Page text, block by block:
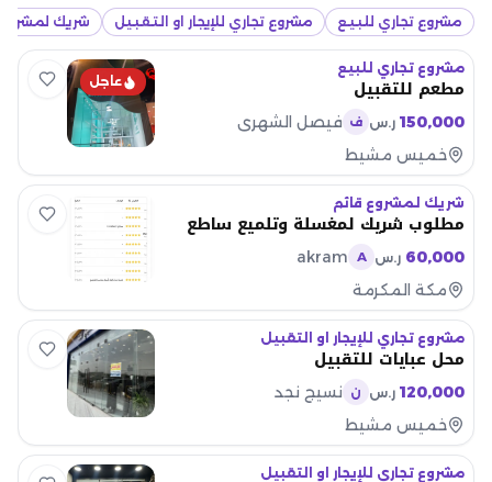
مشروع تجاري للبيع مشروع تجاري للإيجار او التقبيل شريك لمشروع
عاجل
مشروع تجاري للبيع
مطعم للتقبيل
150,000 ر.س ف فيصل الشهري
خميس مشيط
شريك لمشروع قائم
مطلوب شريك لمغسلة وتلميع ساطع
60,000 ر.س A
akram
مكة المكرمة
مشروع تجاري للإيجار او التقبيل
محل عبايات للتقبيل
120,000 ر.س ن
نسيج نجد
خميس مشيط
مشروع تجاري للإيجار او التقبيل